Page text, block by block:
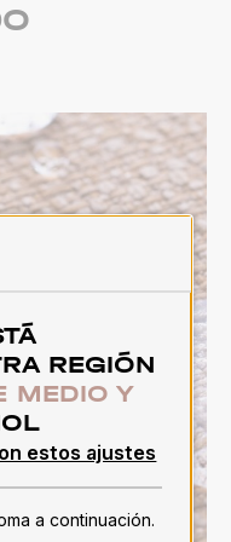
REGIÓN
MEDIO Y
estos ajustes
a continuación.